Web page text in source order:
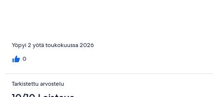
Yöpyi 2 yötä toukokuussa 2026
0
Tarkistettu arvostelu